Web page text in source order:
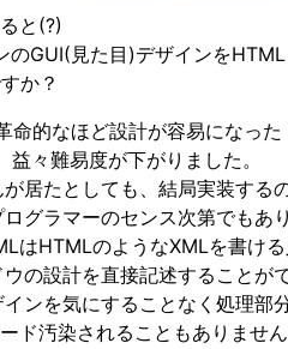
と(?)
GUI(見た目)デザインを
か？
命的なほど設計が容易になった
々難易度が下がりました。
居たとしても、結局実装する
グラマーのセンス次第でもあ
はHTMLのようなXMLを書け
の設計を直接記述することが
ンを気にすることなく処理部
ド汚染されることもありませ